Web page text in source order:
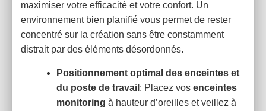
maximiser votre efficacité et votre confort. Un
environnement bien planifié vous permet de rester
concentré sur la création sans être constamment
distrait par des éléments désordonnés.
Positionnement optimal des enceintes et
du poste de travail : Placez vos enceintes
monitoring à hauteur d’oreilles et veillez à